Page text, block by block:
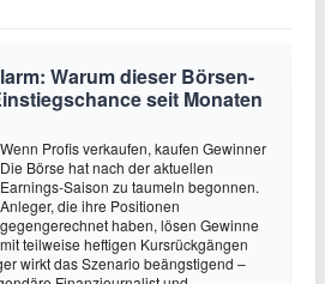
Warum dieser Börsen-
seit Monaten
Wenn Profis verkaufen, kaufen Gewinner
Die Börse hat nach der aktuellen
Earnings-Saison zu taumeln begonnen.
Anleger, die ihre Positionen
gegengerechnet haben, lösen Gewinne
mit teilweise heftigen Kursrückgängen
wirkt das Szenario beängstigend –